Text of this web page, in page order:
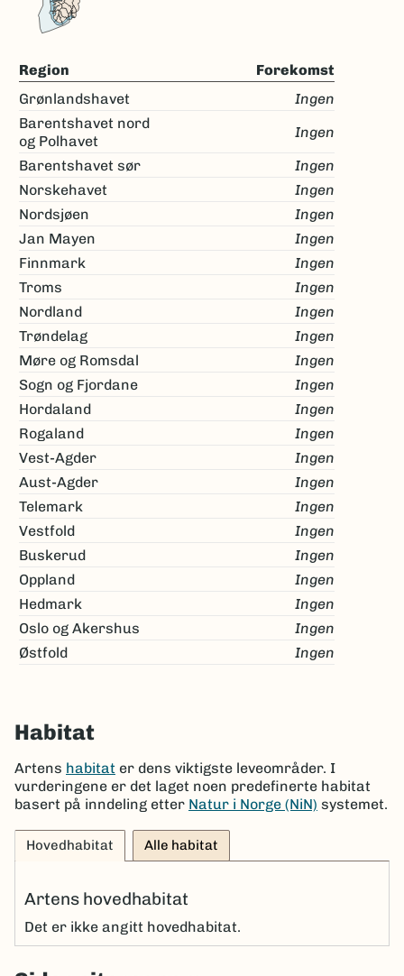
Region
Forekomst
Grønlandshavet
Ingen
Barentshavet nord
og Polhavet
Ingen
Barentshavet sør
Ingen
Norskehavet
Ingen
Nordsjøen
Ingen
Jan Mayen
Ingen
Finnmark
Ingen
Troms
Ingen
Nordland
Ingen
Trøndelag
Ingen
Møre og Romsdal
Ingen
Sogn og Fjordane
Ingen
Hordaland
Ingen
Rogaland
Ingen
Vest-Agder
Ingen
Aust-Agder
Ingen
Telemark
Ingen
Vestfold
Ingen
Buskerud
Ingen
Oppland
Ingen
Hedmark
Ingen
Oslo og Akershus
Ingen
Østfold
Ingen
Habitat
Artens habitat er dens viktigste leveområder. I
vurderingene er det laget noen predefinerte habitat
basert på inndeling etter Natur i Norge (NiN) systemet.
Hovedhabitat Alle habitat
Artens hovedhabitat
Det er ikke angitt hovedhabitat.